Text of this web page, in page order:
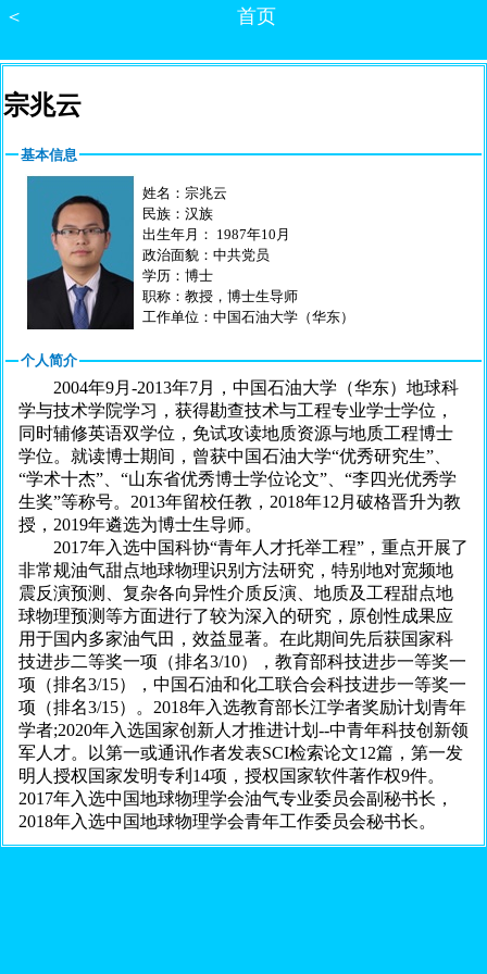
＜ 首页
宗兆云
基本信息
姓名：宗兆云
民族：汉族
出生年月： 1987年10月
政治面貌：中共党员
学历：博士
职称：教授，博士生导师
工作单位：中国石油大学（华东）
个人简介
2004年9月-2013年7月，中国石油大学（华东）地球科
学与技术学院学习，获得勘查技术与工程专业学士学位，
同时辅修英语双学位，免试攻读地质资源与地质工程博士
学位。就读博士期间，曾获中国石油大学“优秀研究生”、
“学术十杰”、“山东省优秀博士学位论文”、“李四光优秀学
生奖”等称号。2013年留校任教，2018年12月破格晋升为教
授，2019年遴选为博士生导师。
2017年入选中国科协“青年人才托举工程”，重点开展了
非常规油气甜点地球物理识别方法研究，特别地对宽频地
震反演预测、复杂各向异性介质反演、地质及工程甜点地
球物理预测等方面进行了较为深入的研究，原创性成果应
用于国内多家油气田，效益显著。在此期间先后获国家科
技进步二等奖一项（排名3/10），教育部科技进步一等奖一
项（排名3/15），中国石油和化工联合会科技进步一等奖一
项（排名3/15）。2018年入选教育部长江学者奖励计划青年
学者;2020年入选国家创新人才推进计划--中青年科技创新领
军人才。以第一或通讯作者发表SCI检索论文12篇，第一发
明人授权国家发明专利14项，授权国家软件著作权9件。
2017年入选中国地球物理学会油气专业委员会副秘书长，
2018年入选中国地球物理学会青年工作委员会秘书长。